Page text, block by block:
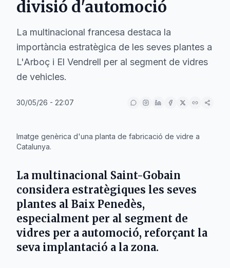
divisió d'automoció
La multinacional francesa destaca la
importància estratègica de les seves plantes a
L'Arboç i El Vendrell per al segment de vidres
de vehicles.
30/05/26 - 22:07
Imatge genèrica d'una planta de fabricació de vidre a
Catalunya.
La multinacional Saint-Gobain
considera estratègiques les seves
plantes al Baix Penedès,
especialment per al segment de
vidres per a automoció, reforçant la
seva implantació a la zona.